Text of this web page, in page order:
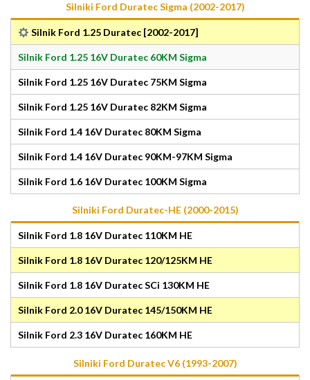
Silniki Ford Duratec Sigma (2002-2017)
Silnik Ford 1.25 Duratec [2002-2017]
Silnik Ford 1.25 16V Duratec 60KM Sigma
Silnik Ford 1.25 16V Duratec 75KM Sigma
Silnik Ford 1.25 16V Duratec 82KM Sigma
Silnik Ford 1.4 16V Duratec 80KM Sigma
Silnik Ford 1.4 16V Duratec 90KM-97KM Sigma
Silnik Ford 1.6 16V Duratec 100KM Sigma
Silniki Ford Duratec-HE (2000-2015)
Silnik Ford 1.8 16V Duratec 110KM HE
Silnik Ford 1.8 16V Duratec 120/125KM HE
Silnik Ford 1.8 16V Duratec SCi 130KM HE
Silnik Ford 2.0 16V Duratec 145/150KM HE
Silnik Ford 2.3 16V Duratec 160KM HE
Silniki Ford Duratec V6 (1993-2007)